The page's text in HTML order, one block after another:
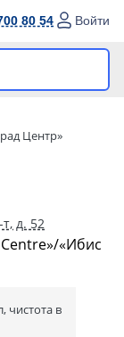
80 54 Войти
Центр»
д. 52
чистота в